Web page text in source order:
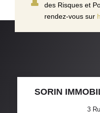
des Risques et
rendez-vous sur
SORIN
3